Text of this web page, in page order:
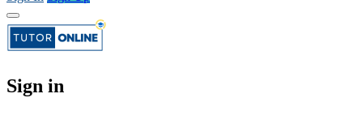
Sign in